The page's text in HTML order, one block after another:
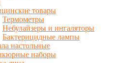
товары
Термометры
Небулайзеры и ингаляторы
Бактерицидные лампы
настольные
наборы